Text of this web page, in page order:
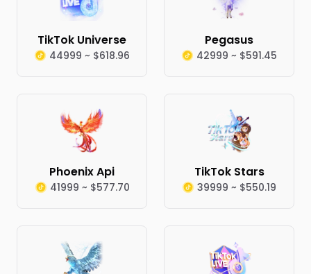
TikTok Universe
44999 ~ $618.96
Pegasus
42999 ~ $591.45
Phoenix Api
41999 ~ $577.70
TikTok Stars
39999 ~ $550.19